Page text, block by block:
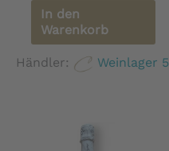
In den
Warenkorb
Händler: Weinlager 5